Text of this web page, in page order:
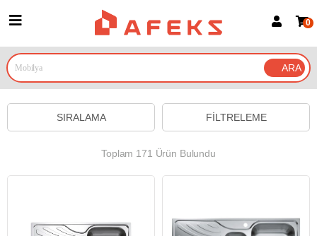
Google İle Bağlan
0
FILTRELEME
SIRALAMA
Toplam 171 Ürün Bulundu